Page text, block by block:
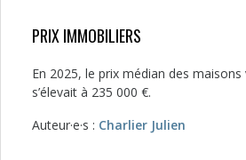
PRIX IMMOBILIERS
En 2025, le prix médian des
s’élevait à 235 000 €.
Auteur·e·s : Charlier Julien